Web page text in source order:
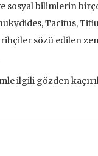
sosyal bilimlerin
Tacitus,
sözü edilen
ilgili gözden